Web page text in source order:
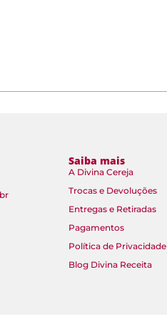
Saiba mais
A Divina Cereja
Trocas e Devoluções
Entregas e Retiradas
Pagamentos
Política de Privacidade
Blog Divina Receita